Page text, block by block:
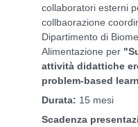
collaboratori esterni
collbaorazione
Dipartimento di
Alimentazione per
attività didattiche
problem-based
Durata: 15 mesi
Scadenza